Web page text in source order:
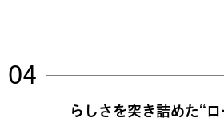
らしさを突き詰めた“